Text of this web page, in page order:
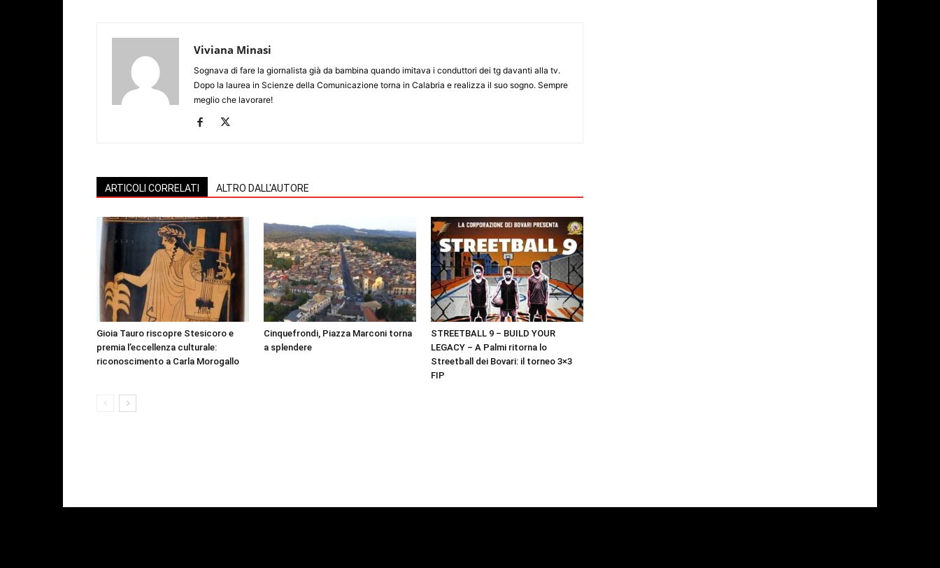
Viviana Minasi
Sognava di fare la giornalista già da bambina quando imitava i conduttori dei tg davanti alla tv.
Dopo la laurea in Scienze della Comunicazione torna in Calabria e realizza il suo sogno. Sempre
meglio che lavorare!
ARTICOLI CORRELATI ALTRO DALL'AUTORE
Gioia Tauro riscopre Stesicoro e
premia l’eccellenza culturale:
riconoscimento a Carla Morogallo
Cinquefrondi, Piazza Marconi torna
a splendere
STREETBALL 9 – BUILD YOUR
LEGACY – A Palmi ritorna lo
Streetball dei Bovari: il torneo 3×3
FIP